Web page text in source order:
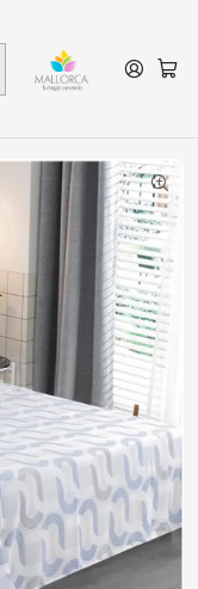
2 plazas
Glasgow